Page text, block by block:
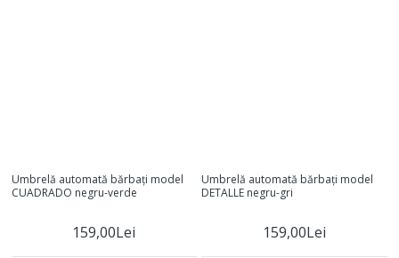
Umbrelă automată bărbați model
CUADRADO negru-verde
159,00Lei
Umbrelă automată bărbați model
DETALLE negru-gri
159,00Lei